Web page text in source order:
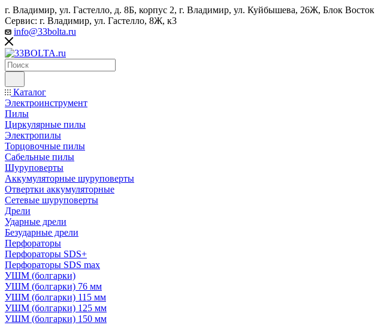
г. Владимир, ул. Гастелло, д. 8Б, корпус 2, г. Владимир, ул. ​Куйбышева, 26Ж, Блок Восток
Сервис: г. Владимир, ул. Гастелло, 8Ж, к3
info@33bolta.ru
Каталог
Электроинструмент
Пилы
Циркулярные пилы
Электропилы
Торцовочные пилы
Сабельные пилы
Шуруповерты
Аккумуляторные шуруповерты
Отвертки аккумуляторные
Сетевые шуруповерты
Дрели
Ударные дрели
Безударные дрели
Перфораторы
Перфораторы SDS+
Перфораторы SDS max
УШМ (болгарки)
УШМ (болгарки) 76 мм
УШМ (болгарки) 115 мм
УШМ (болгарки) 125 мм
УШМ (болгарки) 150 мм